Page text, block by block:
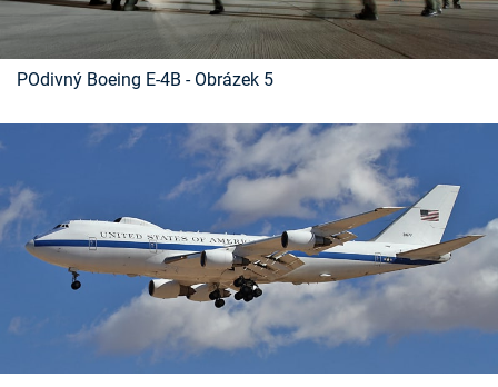
POdivný Boeing E-4B - Obrázek 5